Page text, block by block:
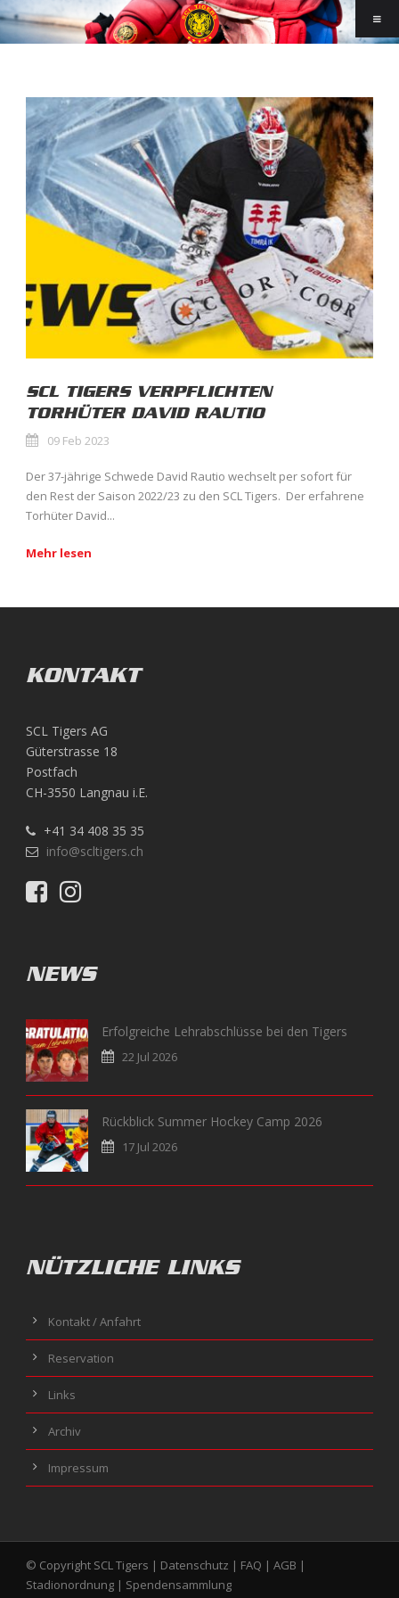
SCL TIGERS VERPFLICHTEN
TORHÜTER DAVID RAUTIO
09 Feb 2023
Der 37-jährige Schwede David Rautio wechselt per sofort für
den Rest der Saison 2022/23 zu den SCL Tigers. Der erfahrene
Torhüter David...
Mehr lesen
KONTAKT
SCL Tigers AG
Güterstrasse 18
Postfach
CH-3550 Langnau i.E.
+41 34 408 35 35
info@scltigers.ch
NEWS
Erfolgreiche Lehrabschlüsse bei den Tigers
22 Jul 2026
Rückblick Summer Hockey Camp 2026
17 Jul 2026
NÜTZLICHE LINKS
Kontakt / Anfahrt
Reservation
Links
Archiv
Impressum
© Copyright SCL Tigers | Datenschutz | FAQ | AGB |
Stadionordnung | Spendensammlung